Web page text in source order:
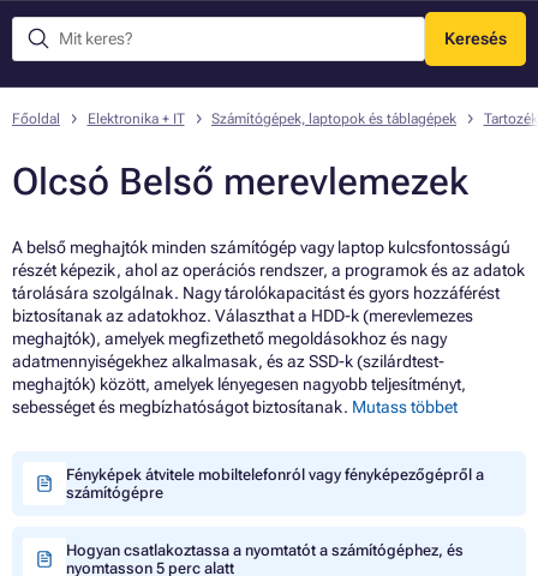
Keresés
Menü
Főoldal Elektronika + IT Számítógépek, laptopok és táblagépek
Olcsó Belső merevlemezek
A belső meghajtók minden számítógép vagy laptop kulcsfontosságú
részét képezik, ahol az operációs rendszer, a programok és az adatok
tárolására szolgálnak. Nagy tárolókapacitást és gyors hozzáférést
biztosítanak az adatokhoz. Választhat a HDD-k (merevlemezes
meghajtók), amelyek megfizethető megoldásokhoz és nagy
adatmennyiségekhez alkalmasak, és az SSD-k (szilárdtest-
meghajtók) között, amelyek lényegesen nagyobb teljesítményt,
sebességet és megbízhatóságot biztosítanak. Mutass többet
Fényképek átvitele mobiltelefonról vagy fényképezőgépről a
számítógépre
Hogyan csatlakoztassa a nyomtatót a számítógéphez, és
nyomtasson 5 perc alatt